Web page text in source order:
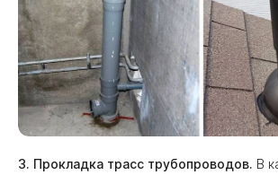
3. Прокладка трасс трубопроводов. В